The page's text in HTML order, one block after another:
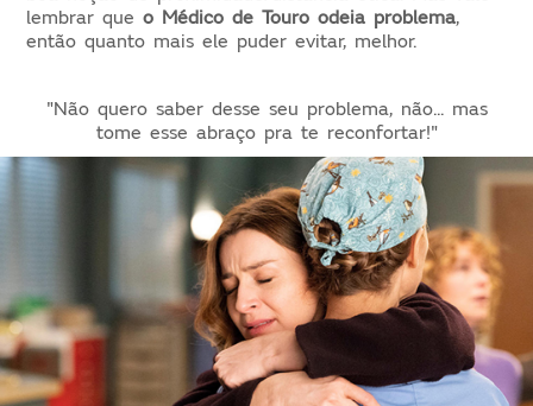
lembrar queo Médico de Touro odeia problema,
então quanto mais ele puder evitar, melhor.
"Não quero saber desse seu problema, não... mas
tome esse abraço pra te reconfortar!"